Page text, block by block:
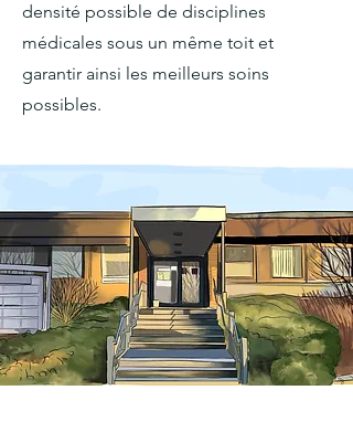
densité possible de disciplines
médicales sous un même toit et
garantir ainsi les meilleurs soins
possibles.